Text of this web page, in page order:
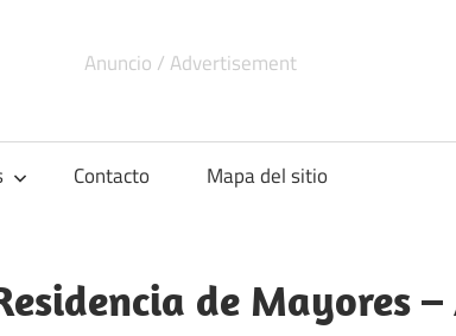
Contacto Mapa del sitio
de Mayores –